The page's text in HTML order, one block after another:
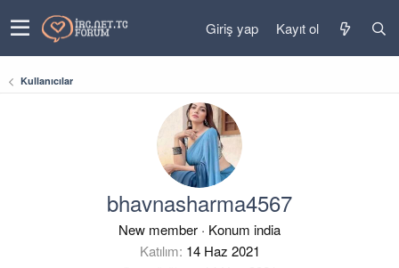
Giriş yap Kayıt ol
Kullanıcılar
bhavnasharma4567
New member · Konum india
Katılım 14 Haz 2021